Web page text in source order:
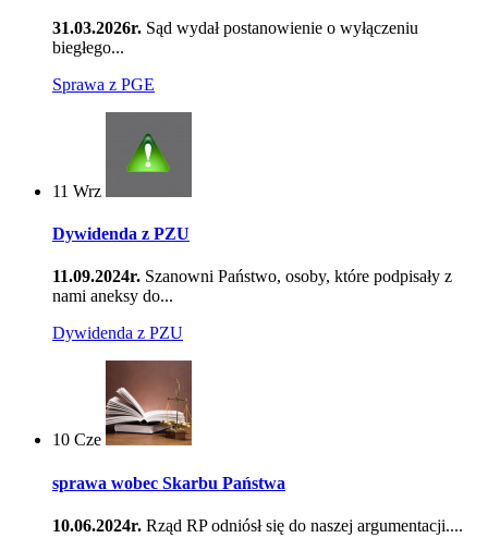
31.03.2026r. Sąd wydał postanowienie o wyłączeniu
biegłego...
Sprawa z PGE
11 Wrz
Dywidenda z PZU
11.09.2024r. Szanowni Państwo, osoby, które podpisały z
nami aneksy do...
Dywidenda z PZU
10 Cze
sprawa wobec Skarbu Państwa
10.06.2024r. Rząd RP odniósł się do naszej argumentacji....